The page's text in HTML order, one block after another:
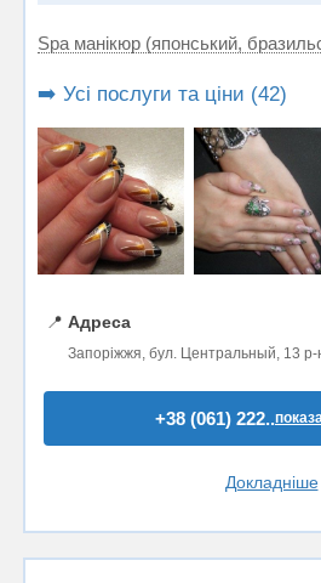
Spa манікюр (японський,
➡️ Усі послуги та ціни (42)
📍 Адреса
Запоріжжя, бул. Центральный, 13 р-
+38 (061) 222..
Докладніше